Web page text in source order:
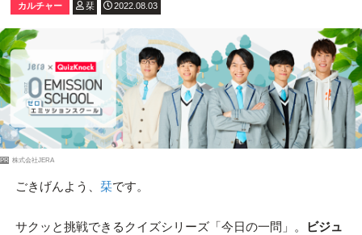
カルチャー 栞 2022.08.03
PR 株式会社JERA
ごきげんよう、 栞です。
サクッと挑戦できるクイズシリーズ「今日の一問」。
ビジュ